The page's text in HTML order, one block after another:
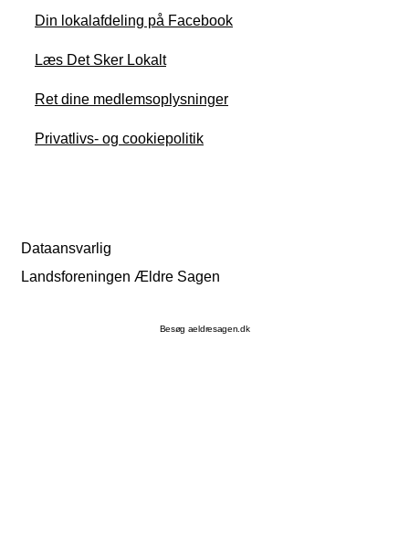
Din lokalafdeling på Facebook
Læs Det Sker Lokalt
Ret dine medlemsoplysninger
Privatlivs- og cookiepolitik
Dataansvarlig
Landsforeningen Ældre Sagen
Besøg aeldresagen.dk